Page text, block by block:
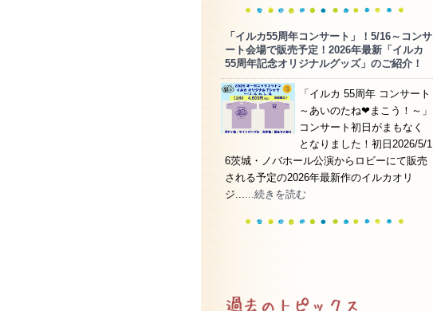
「イルカ55周年コンサート」！5/16～コンサ
ート会場で販売予定！2026年最新「イルカ
55周年記念オリジナルグッズ」のご紹介！
「イルカ 55周年 コンサート
～あいのたね❤まこう！～」
コンサート初日がまもなく
となりました！初日2026/5/1
6茨城・ノバホール公演からロビーにて販売
される予定の2026年最新作のイルカオリ
ジ...
...続きを読む